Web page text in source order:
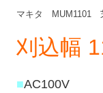
マキタ MUM1101
刈込幅
■AC100V